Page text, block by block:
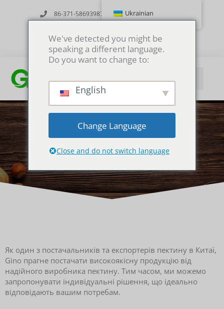
86-371-58693987
info@gumstabilizer.com
Пектин
Як один з постачальників та експортерів пектину в Китаї,
Gino прагне постачати високоякісну продукцію від
надійного виробника пектину. Тим часом, ми можемо
запропонувати індивідуальні рішення, що ідеально
відповідають вашим потребам.
Ukrainian
We've detected you might be
speaking a different language.
Do you want to change to:
English
Change Language
Close and do not switch language